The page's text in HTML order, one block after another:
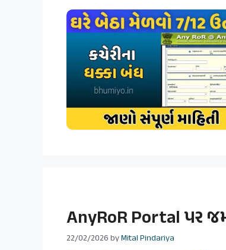
AnyRoR Portal પર
22/02/2026byMital Pindariya